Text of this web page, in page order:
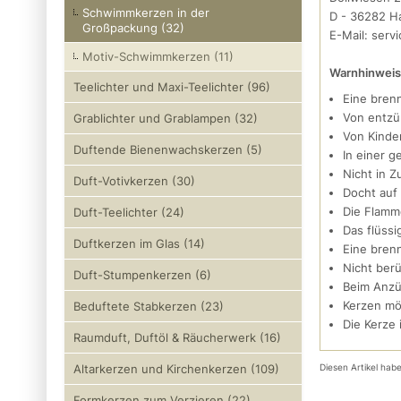
D - 36282
E-Mail:
Eine
Von
Von
In einer
Nicht in
Docht auf
Die
Das
Eine
Nicht
Beim
Kerzen
Die
Diesen Artikel
Schwimmkerzen in der
Großpackung (32)
Motiv-Schwimmkerzen (11)
Teelichter und Maxi-Teelichter (96)
Grablichter und Grablampen (32)
Duftende Bienenwachskerzen (5)
Duft-Votivkerzen (30)
Duft-Teelichter (24)
Duftkerzen im Glas (14)
Duft-Stumpenkerzen (6)
Beduftete Stabkerzen (23)
Raumduft, Duftöl & Räucherwerk (16)
Altarkerzen und Kirchenkerzen (109)